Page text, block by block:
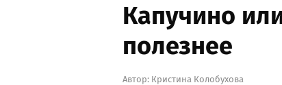
Капучино
полезнее
Автор: Кристина Колобухова